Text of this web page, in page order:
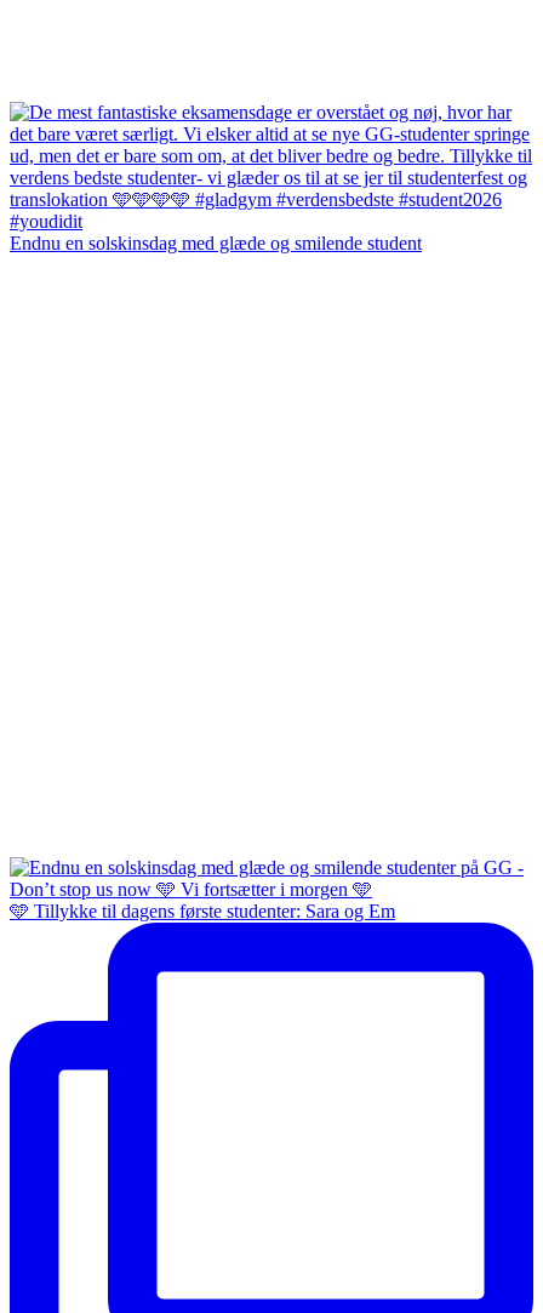
Endnu en solskinsdag med glæde og smilende student
🩵 Tillykke til dagens første studenter: Sara og Em